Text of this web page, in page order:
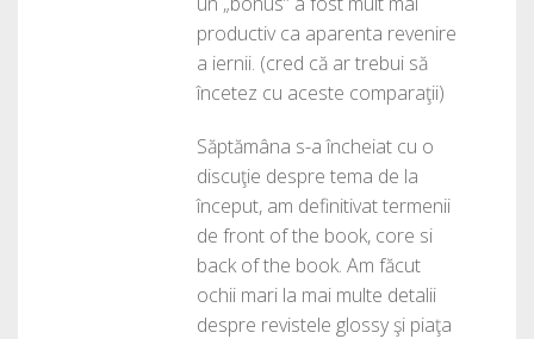
productiv ca aparenta revenire
a iernii. (cred că ar trebui să
încetez cu aceste comparaţii)
Săptămâna s-a încheiat cu o
discuţie despre tema de la
început, am definitivat termenii
de front of the book, core si
back of the book. Am făcut
ochii mari la mai multe detalii
despre revistele glossy şi piaţa